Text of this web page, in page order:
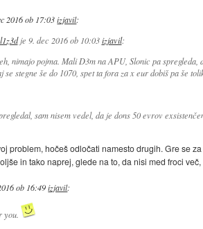
2016 ob 17:03 izjavil:
je 9. dec 2016 ob 10:03 izjavil:
nimajo pojma. Mali D3m na APU, Slonic pa spregleda,
se stegne še do 1070, spet ta fora za x eur dobiš pa še
sam nisem vedel, da je dons 50 evrov
problem, hočeš odločati namesto drugih. Gre se
in tako naprej, glede na to, da nisi med froci
ob 16:49 izjavil:
you.